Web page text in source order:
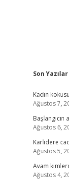
Son Yazılar
Kadın
Ağustos 7,
Başlangıcın
Ağustos 6,
Karlıdere
Ağustos 5,
Avam
Ağustos 4,